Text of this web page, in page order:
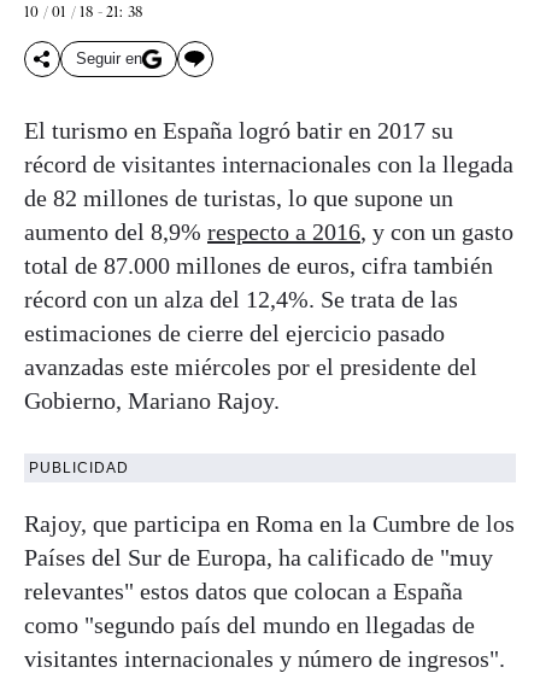
10 / 01 / 18 - 21: 38
Seguir en
El turismo en España logró batir en 2017 su
récord de visitantes internacionales con la llegada
de 82 millones de turistas, lo que supone un
aumento del 8,9% respecto a 2016, y con un gasto
total de 87.000 millones de euros, cifra también
récord con un alza del 12,4%. Se trata de las
estimaciones de cierre del ejercicio pasado
avanzadas este miércoles por el presidente del
Gobierno, Mariano Rajoy.
PUBLICIDAD
Rajoy, que participa en Roma en la Cumbre de los
Países del Sur de Europa, ha calificado de "muy
relevantes" estos datos que colocan a España
como "segundo país del mundo en llegadas de
visitantes internacionales y número de ingresos".